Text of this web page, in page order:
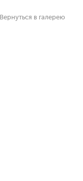
Вернуться в галерею